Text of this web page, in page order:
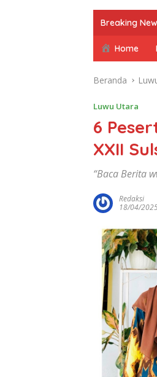
Breaking
Home
Beranda
Luwu Utara
6
XXII
“Baca Berita
Redaksi
18/04/